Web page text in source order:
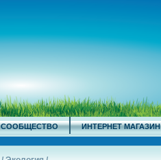
СООБЩЕСТВО ИНТЕРНЕТ МАГАЗИН